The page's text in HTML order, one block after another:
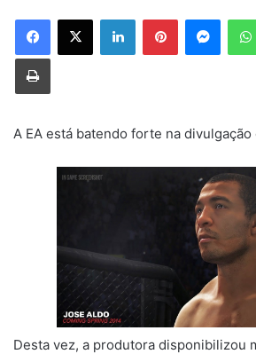
LinkedinPinterest
Imprimir
A EA está batendo forte na divulgação
Desta vez, a produtora disponibilizou